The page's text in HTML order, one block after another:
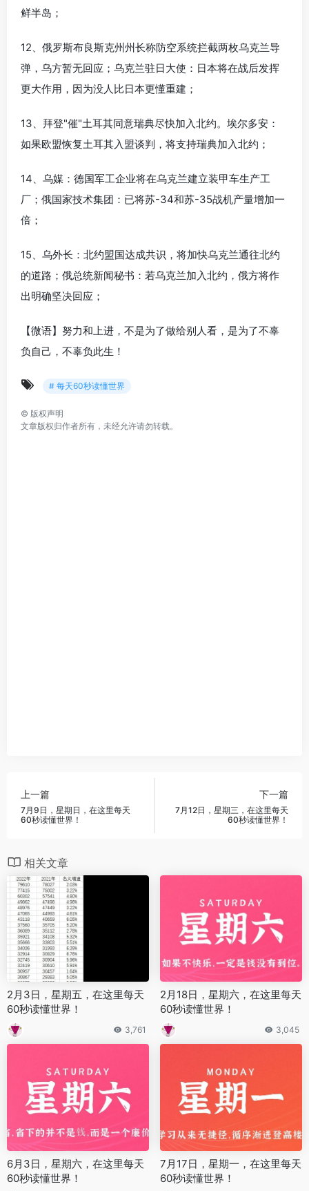
鲜半岛；
12、俄罗斯布良斯克州州长称防空系统拦截两枚乌克兰导
弹，乌方暂无回应；乌克兰驻日大使：日本将在战后发挥
更大作用，因为没人比日本更懂重建；
13、拜登"催"土耳其同意瑞典尽快加入北约。埃尔多安：
如果欧盟恢复土耳其入盟谈判，将支持瑞典加入北约；
14、乌媒：德国军工企业将在乌克兰建立装甲车生产工
厂；俄国家技术集团：已将苏-34和苏-35战机产量增加一
倍；
15、乌外长：北约盟国达成共识，将加快乌克兰通往北约
的道路；俄总统新闻秘书：若乌克兰加入北约，俄方将作
出明确坚决回应；
【微语】努力和上进，不是为了做给别人看，是为了不辜
负自己，不辜负此生！
# 每天60秒读懂世界
© 版权声明
文章版权归作者所有，未经允许请勿转载。
上一篇
7月9日，星期日，在这里每天
60秒读懂世界！
下一篇
7月12日，星期三，在这里每天
60秒读懂世界！
相关文章
2月3日，星期五，在这里每天
60秒读懂世界！
3,761
2月18日，星期六，在这里每天
60秒读懂世界！
3,045
6月3日，星期六，在这里每天
60秒读懂世界！
7月17日，星期一，在这里每天
60秒读懂世界！